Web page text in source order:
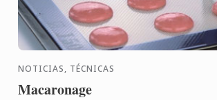
NOTICIAS, TÉCNICAS
Macaronage